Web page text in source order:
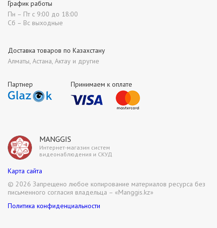
MANGGIS
Интернет-магазин систем
видеонаблюдения и СКУД
Партнер Принимаем к оплате
Доставка товаров по Казахстану
Алматы, Астана, Актау и другие
График работы
Пн – Пт с 9:00 до 18:00
Сб – Вс выходные
Карта сайта
Политика конфиденциальности
© 2026 Запрещено любое копирование материалов ресурса без
письменного согласия владельца – «Manggis.kz»